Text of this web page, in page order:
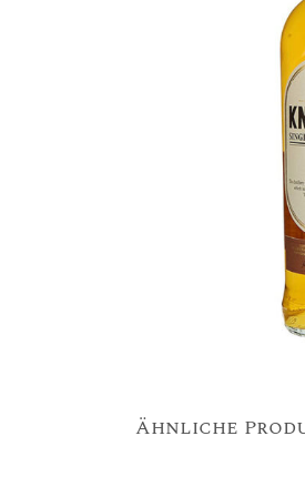
Ähnliche